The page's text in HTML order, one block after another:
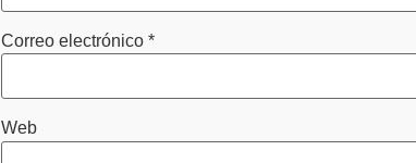
Correo electrónico *
Web